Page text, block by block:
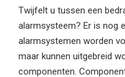
Twijfelt u tussen een
alarmsysteem? Er is nog
alarmsystemen worden
maar kunnen uitgebreid
componenten.